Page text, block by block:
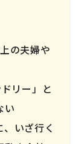
の夫婦や
リー」と
い
いざ行く